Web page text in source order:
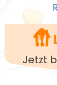
Jetzt